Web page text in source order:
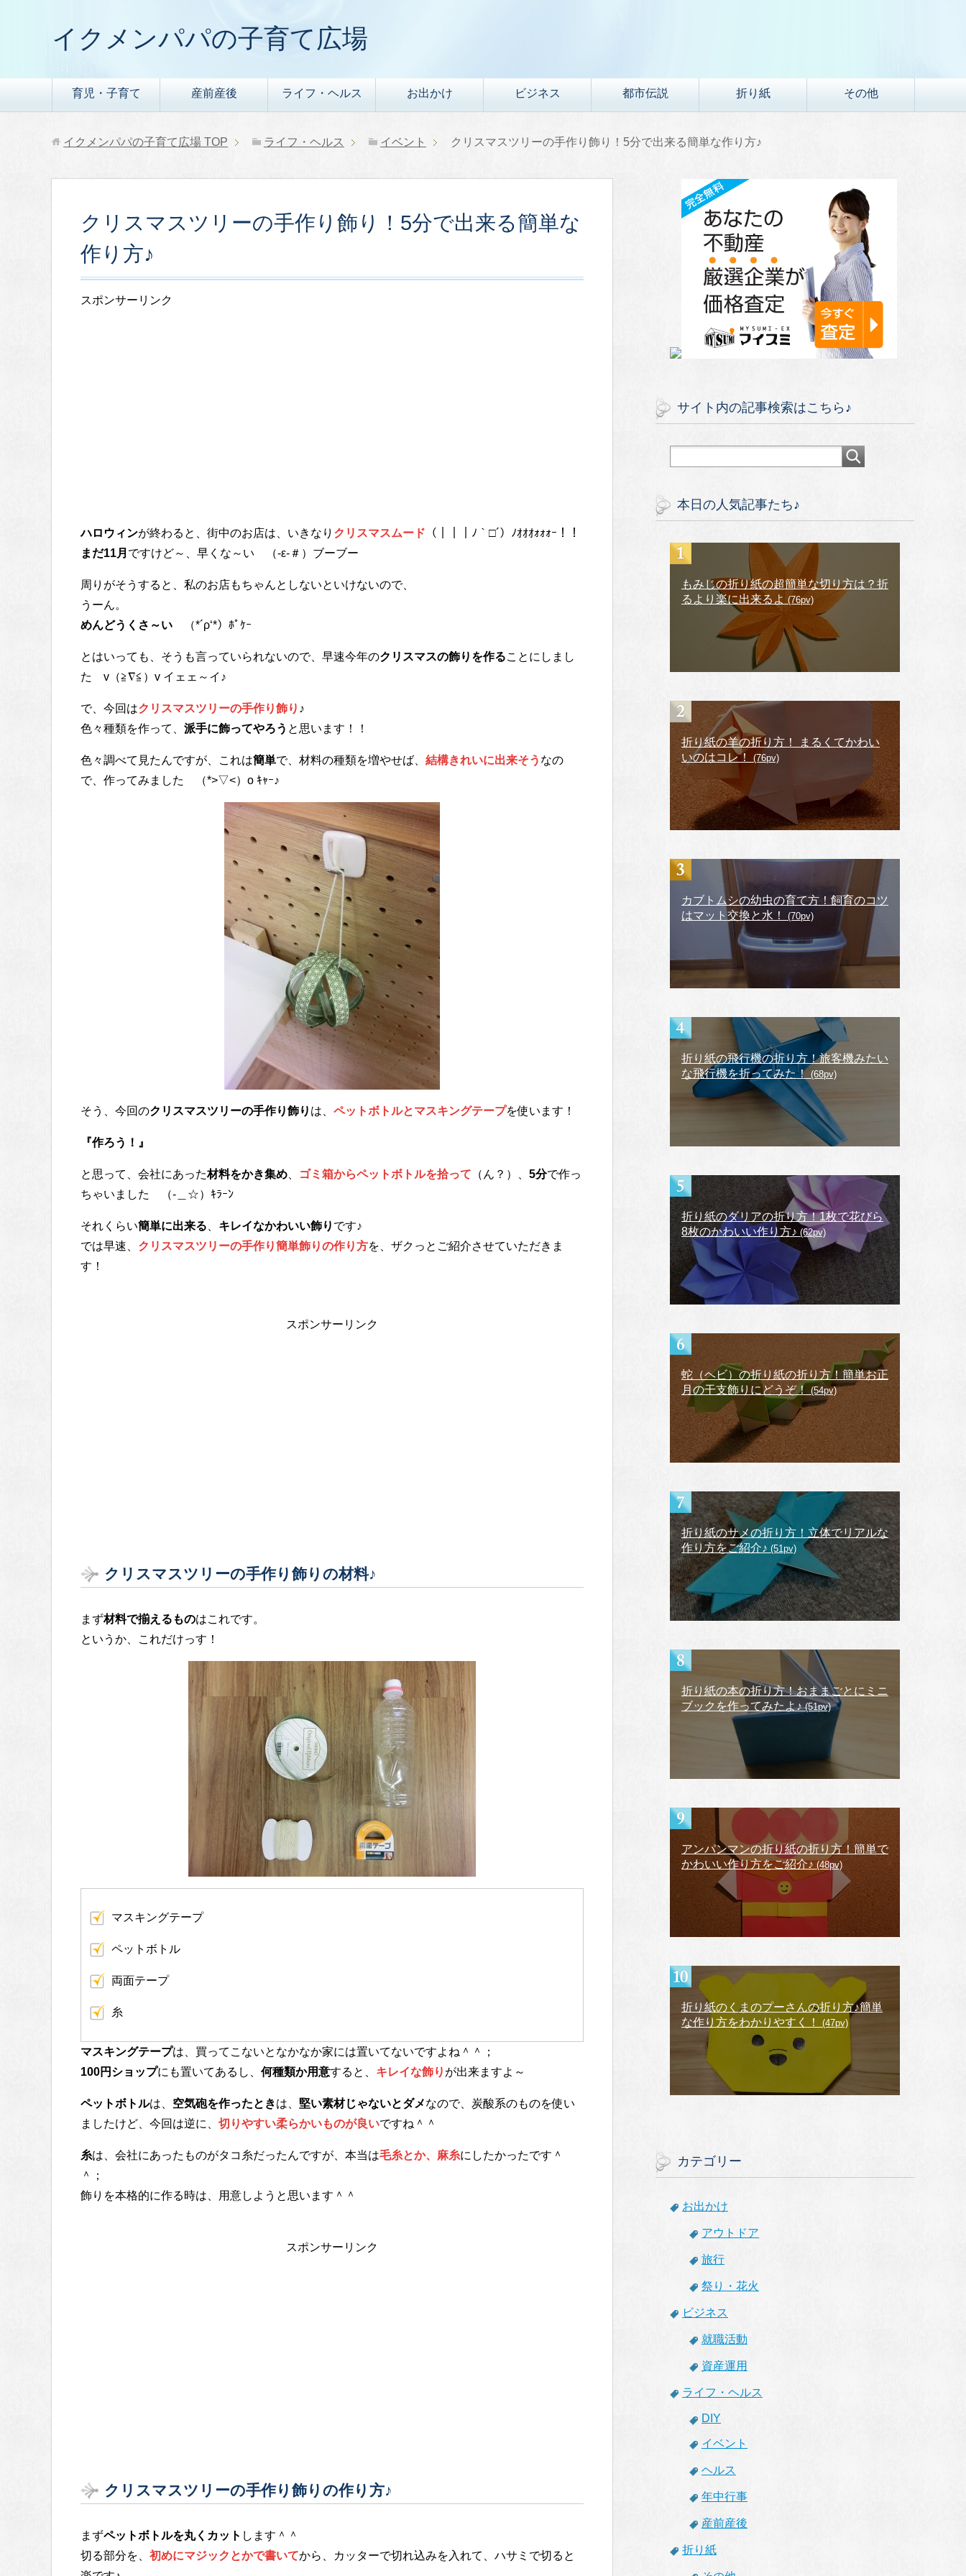
イクメンパパの子育て広場
育児・子育て 産前産後 ライフ・ヘルス お出かけ ビジネス 都市伝説 折り紙 その他
イクメンパパの子育て広場 TOP ライフ・ヘルス イベント クリスマスツリーの手作り飾り！5分で出来る簡単な作り方♪
クリスマスツリーの手作り飾り！5分で出来る簡単な
作り方♪
スポンサーリンク
ハロウィンが終わると、街中のお店は、いきなり クリスマスムード （｜｜｜ﾉ｀□´）ﾉｵｵｵｫｫｫｰ！！
まだ11月 ですけど～、早くな～い （-ε-＃）ブーブー
周りがそうすると、私のお店もちゃんとしないといけないので、
うーん。
めんどうくさ～い （*´ρ‘*）ﾎﾟｹｰ
とはいっても、そうも言っていられないので、早速今年のクリスマスの飾りを作ることにしまし
た v（≧∇≦）v イェェ～イ♪
で、今回はクリスマスツリーの手作り飾り ♪
色々種類を作って、 派手に飾ってやろう と思います！！
色々調べて見たんですが、これは簡単で、材料の種類を増やせば、 結構きれいに出来そう なの
で、作ってみました （*>▽<）o ｷｬｰ♪
そう、今回のクリスマスツリーの手作り飾り は、 ペットボトルとマスキングテープを使います！
『作ろう！』
と思って、会社にあった材料をかき集め ゴミ箱からペットボトルを拾って （ん？）、 5分で作っ
ちゃいました （-＿☆）ｷﾗｰﾝ
それくらい簡単に出来る キレイなかわいい飾り です♪
では早速、 クリスマスツリーの手作り簡単飾りの作り方を、ザクっとご紹介させていただきま
す！
スポンサーリンク
クリスマスツリーの手作り飾りの材料♪
まず材料で揃えるものはこれです。
というか、これだけっす！
マスキングテープ
ペットボトル
両面テープ
糸
マスキングテープは、買ってこないとなかなか家には置いてないですよね＾＾；
100円ショップにも置いてあるし、 何種類か用意すると、 キレイな飾り が出来ますよ～
ペットボトルは、 空気砲を作ったときは、 堅い素材じゃないとダメなので、炭酸系のものを使い
ましたけど、今回は逆に、 切りやすい柔らかいものが良いですね＾＾
糸は、会社にあったものがタコ糸だったんですが、本当は毛糸とか、麻糸にしたかったです＾
＾；
飾りを本格的に作る時は、用意しようと思います＾＾
スポンサーリンク
クリスマスツリーの手作り飾りの作り方♪
まずペットボトルを丸くカット します＾＾
切る部分を、 初めにマジックとかで書いてから、カッターで切れ込みを入れて、ハサミで切ると
サイト内の記事検索はこちら♪
本日の人気記事たち♪
もみじの折り紙の超簡単な切り方は？折
るより楽に出来るよ (76pv)
折り紙の羊の折り方！ まるくてかわい
いのはコレ！
(76pv)
カブトムシの幼虫の育て方！飼育のコツ
はマット交換と水！
(70pv)
折り紙の飛行機の折り方！旅客機みたい
な飛行機を折ってみた！ (68pv)
折り紙のダリアの折り方！1枚で花びら
8枚のかわいい作り方♪ (62pv)
蛇（ヘビ）の折り紙の折り方！簡単お正
月の干支飾りにどうぞ！ (54pv)
折り紙のサメの折り方！立体でリアルな
作り方をご紹介♪ (51pv)
折り紙の本の折り方！おままごとにミニ
ブックを作ってみたよ♪(51pv)
アンパンマンの折り紙の折り方！簡単で
かわいい作り方をご紹介♪ (48pv)
折り紙のくまのプーさんの折り方♪簡単
な作り方をわかりやすく！
(47pv)
カテゴリー
お出かけ
アウトドア
旅行
祭り・花火
ビジネス
就職活動
資産運用
ライフ・ヘルス
DIY
イベント
ヘルス
年中行事
産前産後
折り紙